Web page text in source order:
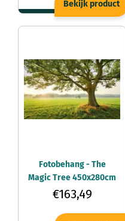
Bekijk product
Fotobehang - The
Magic Tree 450x280cm
- Vliesbehang
€163,49